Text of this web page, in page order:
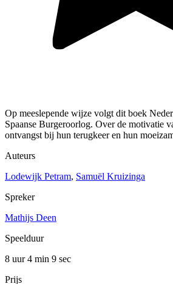
Op meeslepende wijze volgt dit boek
Spaanse Burgeroorlog. Over de motivatie
ontvangst bij hun terugkeer en hun
Auteurs
Lodewijk Petram, Samuël Kruizinga
Spreker
Mathijs Deen
Speelduur
8 uur 4 min 9 sec
Prijs